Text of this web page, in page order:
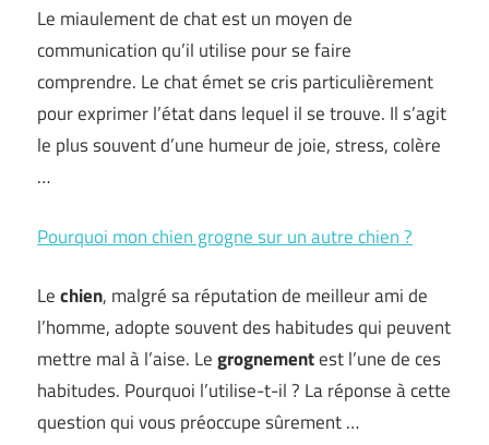
Le miaulement de chat est un moyen de
communication qu’il utilise pour se faire
comprendre. Le chat émet se cris particulièrement
pour exprimer l’état dans lequel il se trouve. Il s’agit
le plus souvent d’une humeur de joie, stress, colère
…
Pourquoi mon chien grogne sur un autre chien ?
Lechien, malgré sa réputation de meilleur ami de
l’homme, adopte souvent des habitudes qui peuvent
mettre mal à l’aise. Legrognementest l’une de ces
habitudes. Pourquoi l’utilise-t-il ? La réponse à cette
question qui vous préoccupe sûrement …